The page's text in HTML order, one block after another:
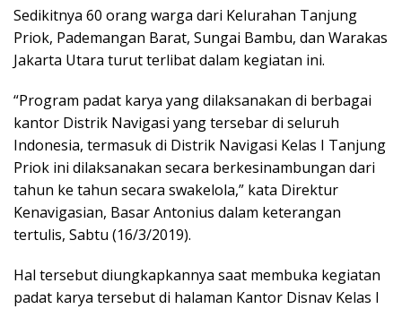
Sedikitnya 60 orang warga dari Kelurahan Tanjung
Priok, Pademangan Barat, Sungai Bambu, dan Warakas
Jakarta Utara turut terlibat dalam kegiatan ini.
“Program padat karya yang dilaksanakan di berbagai
kantor Distrik Navigasi yang tersebar di seluruh
Indonesia, termasuk di Distrik Navigasi Kelas I Tanjung
Priok ini dilaksanakan secara berkesinambungan dari
tahun ke tahun secara swakelola,” kata Direktur
Kenavigasian, Basar Antonius dalam keterangan
tertulis, Sabtu (16/3/2019).
Hal tersebut diungkapkannya saat membuka kegiatan
padat karya tersebut di halaman Kantor Disnav Kelas I